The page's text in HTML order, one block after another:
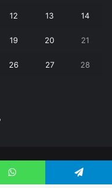
12 13 14
19 20 21
26 27 28
| Janpaksh Times |
Telegram